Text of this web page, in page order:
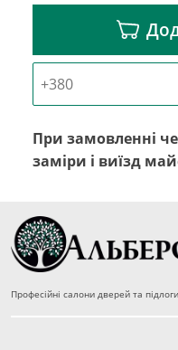
При замовленні
заміри і виїзд
Професійні салони дверей та підлоги